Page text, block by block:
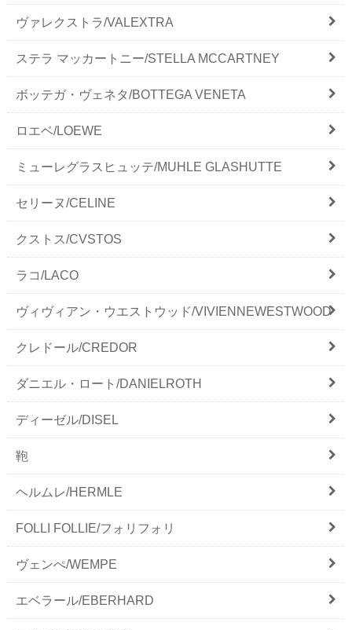
ヴァレクストラ/VALEXTRA
ステラ マッカートニー/STELLA MCCARTNEY
ボッテガ・ヴェネタ/BOTTEGA VENETA
ロエベ/LOEWE
ミューレグラスヒュッテ/MUHLE GLASHUTTE
セリーヌ/CELINE
クストス/CVSTOS
ラコ/LACO
ヴィヴィアン・ウエストウッド/VIVIENNEWESTWOOD
クレドール/CREDOR
ダニエル・ロート/DANIELROTH
ディーゼル/DISEL
鞄
ヘルムレ/HERMLE
FOLLI FOLLIE/フォリフォリ
ヴェンぺ/WEMPE
エベラール/EBERHARD